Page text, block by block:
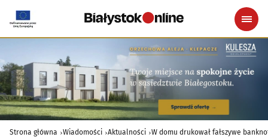
Strona główna Wiadomości Aktualności W domu drukował fałszywe